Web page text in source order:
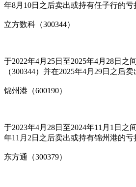
年8月10日之后卖出或持有任子行的
立方数科（300344）
于2022年4月25日至2025年4月28日之
（300344）并在2025年4月29日之后
锦州港（600190）
于2023年4月28日至2024年11月1日之
年11月2日之后卖出或持有锦州港的
东方通（300379）